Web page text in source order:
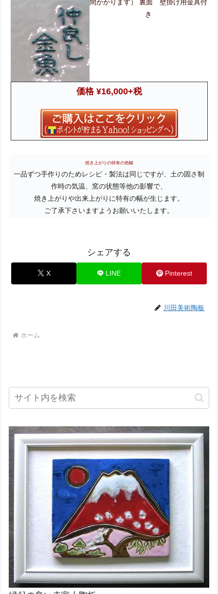
間かかります）
裏面 壁掛け用金具付
き
価格 ¥16,000+税
焼き上がりの特有の色幅
一品ずつ手作りのためレシピ・製法は同じですが、土の固さ制
作時の気温、窯の状態等他の影響で、
焼き上がりや出来上がりに特有の幅が生じます。
ご了承下さいますようお願いいたします。
シェアする
X LINE Pinterest
川田美術陶板
ホーム